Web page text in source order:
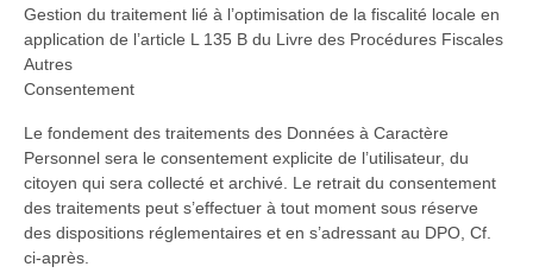
Gestion du traitement lié à l’optimisation de la fiscalité locale en
application de l’article L 135 B du Livre des Procédures Fiscales
Autres
Consentement
Le fondement des traitements des Données à Caractère
Personnel sera le consentement explicite de l’utilisateur, du
citoyen qui sera collecté et archivé. Le retrait du consentement
des traitements peut s’effectuer à tout moment sous réserve
des dispositions réglementaires et en s’adressant au DPO, Cf.
ci-après.